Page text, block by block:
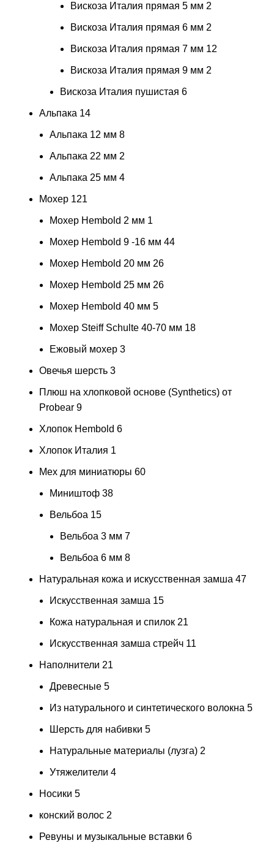
Вискоза Италия прямая 5 мм 2
Вискоза Италия прямая 6 мм 2
Вискоза Италия прямая 7 мм 12
Вискоза Италия прямая 9 мм 2
Вискоза Италия пушистая 6
Альпака 14
Альпака 12 мм 8
Альпака 22 мм 2
Альпака 25 мм 4
Мохер 121
Мохер Hembold 2 мм 1
Мохер Hembold 9 -16 мм 44
Мохер Hembold 20 мм 26
Мохер Hembold 25 мм 26
Мохер Hembold 40 мм 5
Мохер Steiff Schulte 40-70 мм 18
Ежовый мохер 3
Овечья шерсть 3
Плюш на хлопковой основе (Synthetics) от
Probear 9
Хлопок Hembold 6
Хлопок Италия 1
Мех для миниатюры 60
Миништоф 38
Вельбоа 15
Вельбоа 3 мм 7
Вельбоа 6 мм 8
Натуральная кожа и искусственная замша 47
Искусственная замша 15
Кожа натуральная и спилок 21
Искусственная замша стрейч 11
Наполнители 21
Древесные 5
Из натурального и синтетического волокна 5
Шерсть для набивки 5
Натуральные материалы (лузга) 2
Утяжелители 4
Носики 5
конский волос 2
Ревуны и музыкальные вставки 6